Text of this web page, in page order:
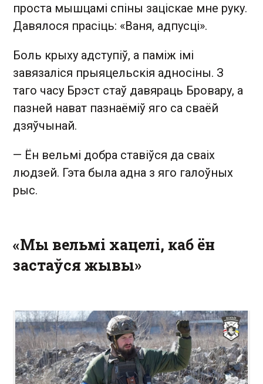
проста мышцамі спіны заціскае мне руку.
Давялося прасіць: «Ваня, адпусці».
Боль крыху адступіў, а паміж імі
завязаліся прыяцельскія адносіны. З
таго часу Брэст стаў давяраць Бровару, а
пазней нават пазнаёміў яго са сваёй
дзяўчынай.
— Ён вельмі добра ставіўся да сваіх
людзей. Гэта была адна з яго галоўных
рыс.
«Мы вельмі хацелі, каб ён
застаўся жывы»